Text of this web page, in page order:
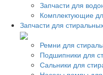
Запчасти для
Комплектующие
Запчасти для
Ремни для
Подшипники для
Сальники для